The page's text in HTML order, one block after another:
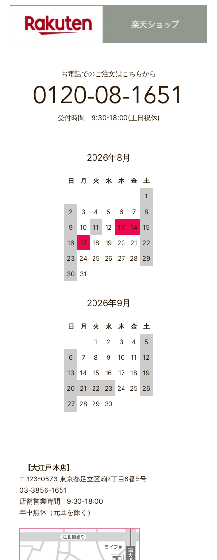
お電話でのご注文はこちらから
受付時間 9:30-18:00(土日祝休)
2026年8月
日 月 火 水 木 金
土
1
2
3 4 5 6 7
8
9
10 11 12 13 14
15
16
17 18 19 20 21
22
23
24 25 26 27 28
29
30
31
2026年9月
日 月 火 水 木 金
土
1
2 3 4
5
6
7 8 9 10 11
12
13
14 15 16 17 18
19
20
21 22 23 24 25
26
27
28 29 30
【大江戸 本店】
〒123-0873 東京都足立区扇2丁目8番5号
03-3856-1651
店舗営業時間 9:30-18:00
年中無休（元旦を除く）